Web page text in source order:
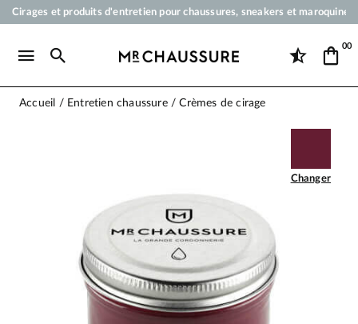
Cirages et produits d'entretien pour chaussures, sneakers et
Paiement en 3x 4x par carte bancaire dès 50 €
00
Accueil Entretien chaussure Crèmes de cirage
Changer